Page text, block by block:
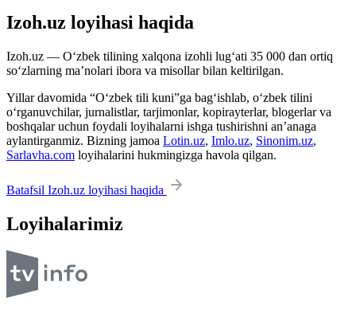
Izoh.uz loyihasi haqida
Izoh.uz — O‘zbek tilining xalqona izohli lug‘ati 35 000 dan ortiq
so‘zlarning ma’nolari ibora va misollar bilan keltirilgan.
Yillar davomida “O‘zbek tili kuni”ga bag‘ishlab, o‘zbek tilini
o‘rganuvchilar, jurnalistlar, tarjimonlar, kopirayterlar, blogerlar va
boshqalar uchun foydali loyihalarni ishga tushirishni an’anaga
aylantirganmiz. Bizning jamoa Lotin.uz, Imlo.uz, Sinonim.uz,
Sarlavha.com loyihalarini hukmingizga havola qilgan.
Batafsil Izoh.uz loyihasi haqida
Loyihalarimiz